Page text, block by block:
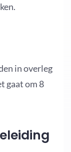
in overleg
gaat om 8